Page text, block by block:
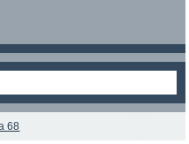
68